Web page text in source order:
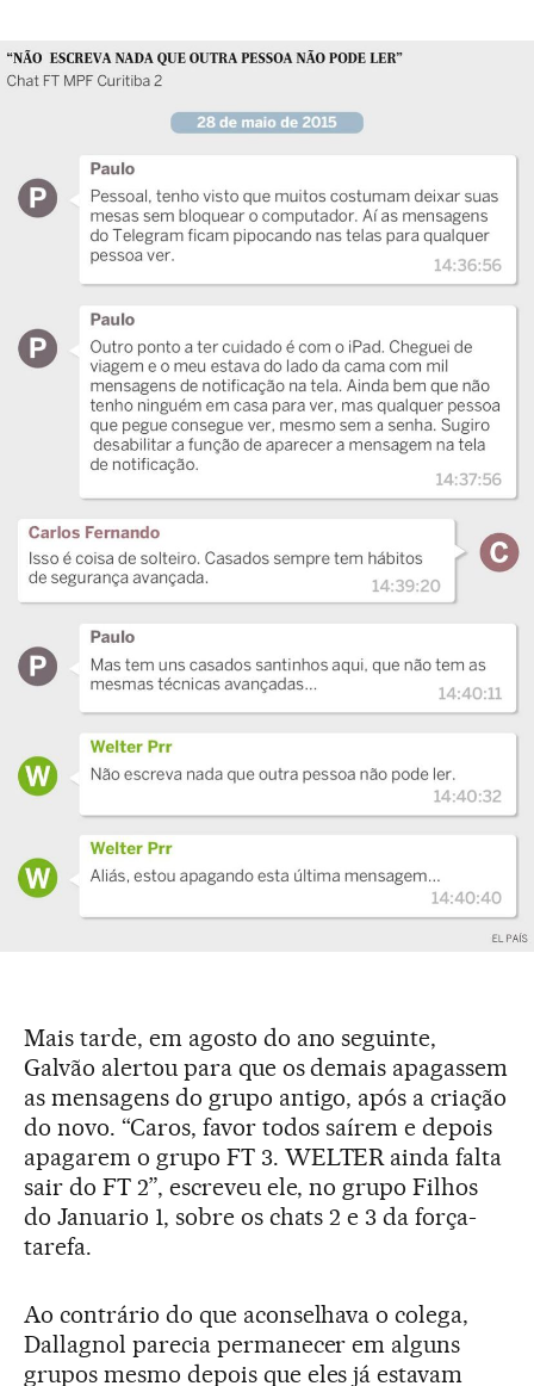
Mais tarde, em agosto do ano seguinte,
Galvão alertou para que os demais apagassem
as mensagens do grupo antigo, após a criação
do novo. “Caros, favor todos saírem e depois
apagarem o grupo FT 3. WELTER ainda falta
sair do FT 2”, escreveu ele, no grupo Filhos
do Januario 1, sobre os chats 2 e 3 da força-
tarefa.
Ao contrário do que aconselhava o colega,
Dallagnol parecia permanecer em alguns
grupos mesmo depois que eles já estavam